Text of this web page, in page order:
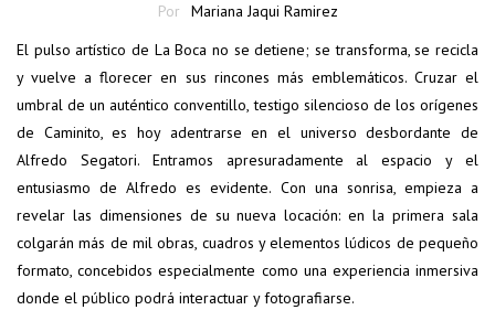
Por
Mariana Jaqui Ramirez
El pulso artístico de La Boca no se detiene; se transforma, se recicla
y vuelve a florecer en sus rincones más emblemáticos. Cruzar el
umbral de un auténtico conventillo, testigo silencioso de los orígenes
de Caminito, es hoy adentrarse en el universo desbordante de
Alfredo Segatori. Entramos apresuradamente al espacio y el
entusiasmo de Alfredo es evidente. Con una sonrisa, empieza a
revelar las dimensiones de su nueva locación: en la primera sala
colgarán más de mil obras, cuadros y elementos lúdicos de pequeño
formato, concebidos especialmente como una experiencia inmersiva
donde el público podrá interactuar y fotografiarse.